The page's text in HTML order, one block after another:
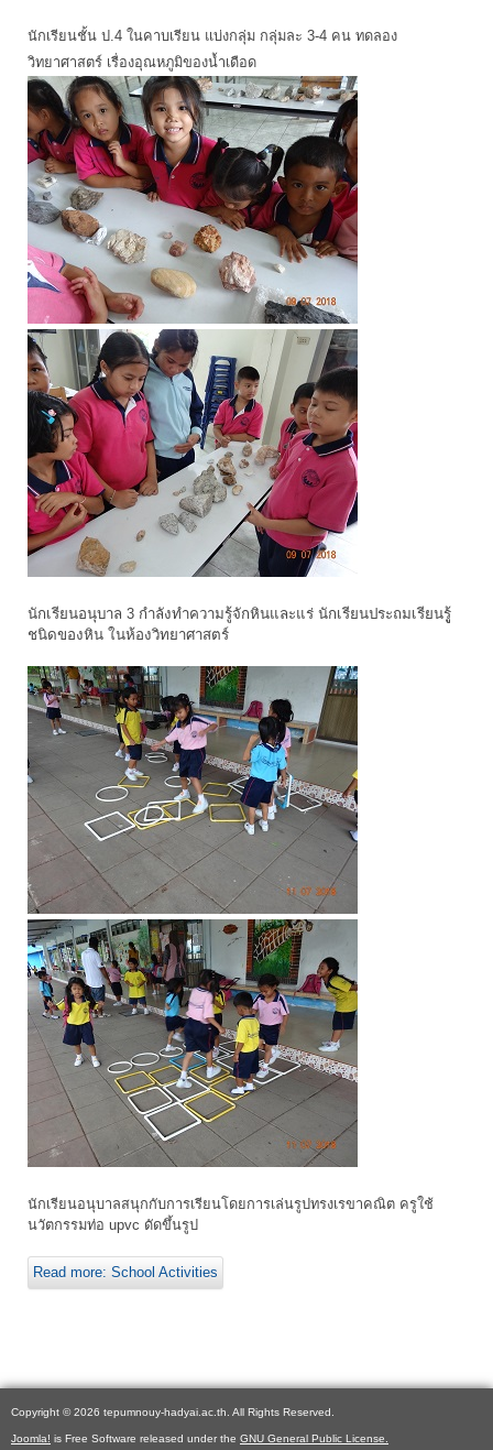
นักเรียนชั้น ป.4 ในคาบเรียน แบ่งกลุ่ม กลุ่มละ 3-4 คน ทดลอง
วิทยาศาสตร์ เรื่องอุณหภูมิของน้ำเดือด
นักเรียนอนุบาล 3 กำลังทำความรู้จักหินและแร่ นักเรียนประถมเรียนรูู้
ชนิดของหิน ในห้องวิทยาศาสตร์
นักเรียนอนุบาลสนุกกับการเรียนโดยการเล่นรูปทรงเรขาคณิต ครูใช้
นวัตกรรมท่อ upvc ดัดขึ้นรูป
Read more: School Activities
Copyright © 2026 tepumnouy-hadyai.ac.th. All Rights Reserved.
Joomla! is Free Software released under the GNU General Public License.